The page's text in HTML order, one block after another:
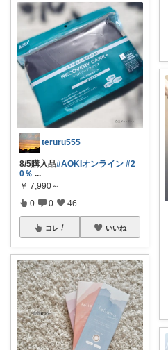
teruru555
8/5購入品#AOKIオンライン #2
0％ ...
￥ 7,990～
0 0 46
コレ いいね